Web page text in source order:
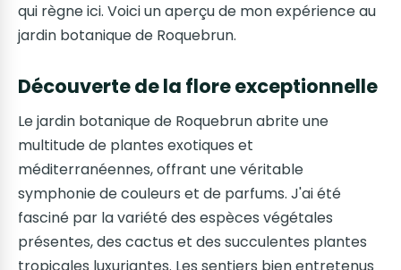
qui règne ici. Voici un aperçu de mon expérience au
jardin botanique de Roquebrun.
Découverte de la flore exceptionnelle
Le jardin botanique de Roquebrun abrite une
multitude de plantes exotiques et
méditerranéennes, offrant une véritable
symphonie de couleurs et de parfums. J'ai été
fasciné par la variété des espèces végétales
présentes, des cactus et des succulentes plantes